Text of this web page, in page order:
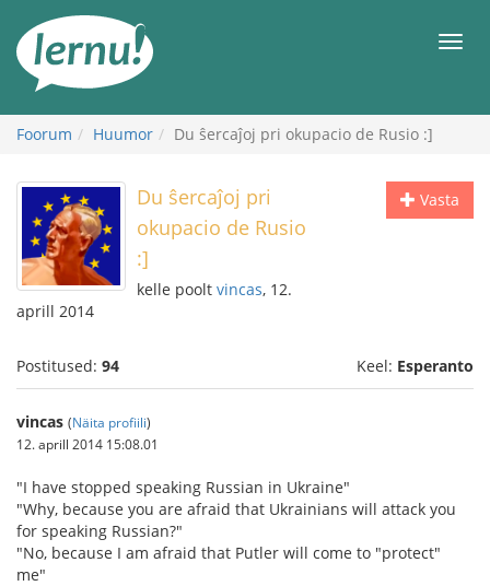
juurde
Foorum Huumor Du ŝercaĵoj pri okupacio de Rusio :]
Vasta
Du ŝercaĵoj pri
okupacio de Rusio
:]
kelle poolt vincas, 12.
aprill 2014
Postitused: 94 Keel: Esperanto
vincas (Näita profiili)
12. aprill 2014 15:08.01
"I have stopped speaking Russian in Ukraine"
"Why, because you are afraid that Ukrainians will attack you
for speaking Russian?"
"No, because I am afraid that Putler will come to "protect"
me"